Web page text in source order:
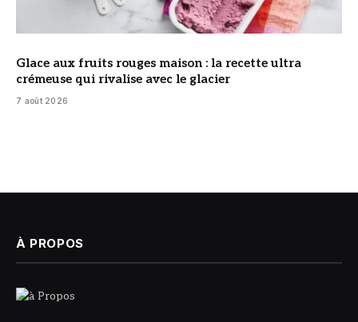
Glace aux fruits rouges maison : la recette ultra
crémeuse qui rivalise avec le glacier
7 août 2026
À PROPOS